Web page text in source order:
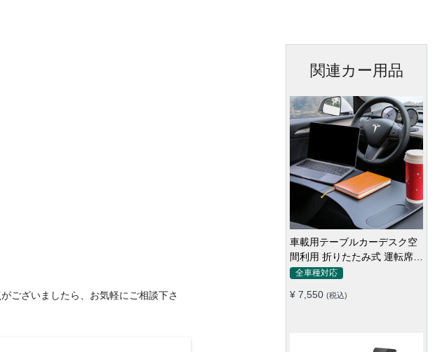
ございましたら、お気軽にご相談下さ
関連カー用品
車載用テーブルカーデスク空
間利用 折りたたみ式 運転席
助手席 多機能 滑り止め 安定
全車種対応
¥ 7,550 (税込)